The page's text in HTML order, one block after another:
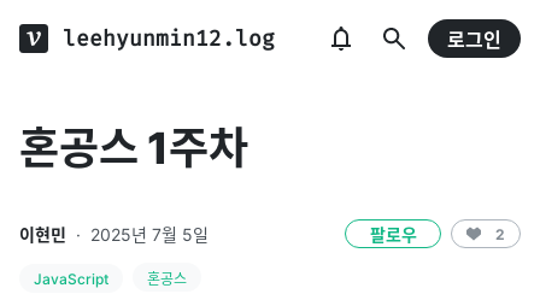
leehyunmin12.log 로그인
혼공스 1주차
이현민 · 2025년 7월 5일 팔로우 2
JavaScript 혼공스